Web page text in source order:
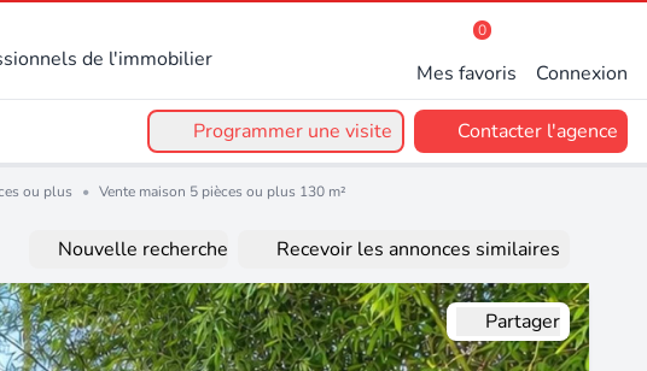
de l'immobilier
0
Mes favoris Connexion
Programmer une visite Contacter l'agence
ou plus • Vente maison 5 pièces ou plus 130 m²
Nouvelle recherche Recevoir les annonces similaires
Partager